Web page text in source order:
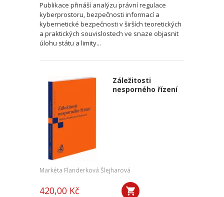
Publikace přináší analýzu právní regulace
kyberprostoru, bezpečnosti informací a
kybernetické bezpečnosti v širších teoretických
a praktických souvislostech ve snaze objasnit
úlohu státu a limity...
Záležitosti
nesporného řízení
Markéta Flanderková Šlejharová
420,00 Kč